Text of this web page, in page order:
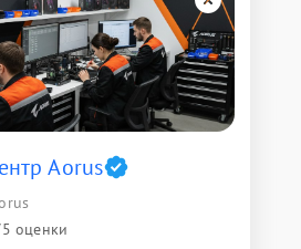
Aorus
оценки